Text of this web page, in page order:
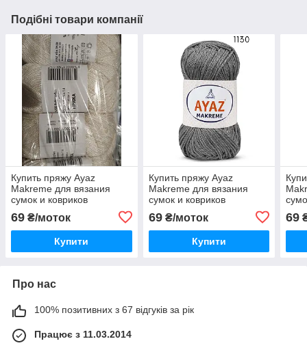
Подібні товари компанії
Купить пряжу Ayaz
Makreme для вязания
сумок и ковриков
69 ₴/моток
Купити
Купить пряжу Ayaz
Makreme для вязания
сумок и ковриков
69₴/моток
Купити
69
Про нас
100% позитивних з 67 відгуків за рік
Працює з 11.03.2014